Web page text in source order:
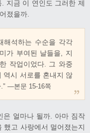
지금 이 연인도 그러한 제
졌을까.
해석하는 수순을 각각
가 부여된 날들을, 지
작업이었다. 그 와중
역시 서로를 혼내지 않
―본문 15-16쪽
은 얼마나 될까. 아마 짐작
했고 사랑에서 멀어졌는지